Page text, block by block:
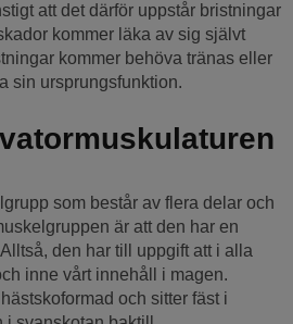
att det därför uppstår bristningar
kommer läka av sig självt
kommer behöva tränas eller
sin ursprungsfunktion.
som består av flera delar och
är att den har en
den har till uppgift att i alla
inne vårt innehåll i magen.
och sitter fäst i